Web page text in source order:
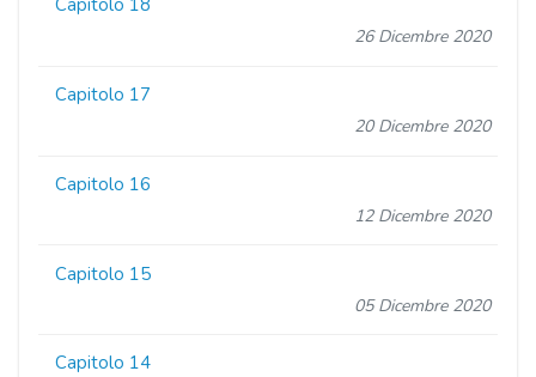
Capitolo 18
26 Dicembre 2020
Capitolo 17
20 Dicembre 2020
Capitolo 16
12 Dicembre 2020
Capitolo 15
05 Dicembre 2020
Capitolo 14